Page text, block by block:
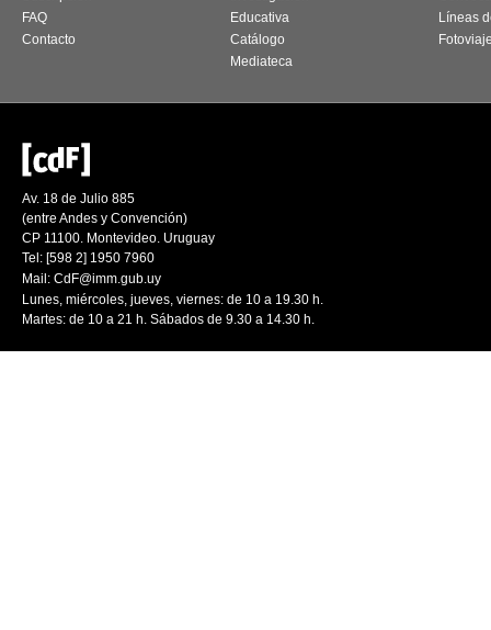
FAQ
Contacto
Educativa
Catálogo
Mediateca
Líneas
Av. 18 de Julio 885
(entre Andes y Convención)
CP 11100. Montevideo. Uruguay
Tel: [598 2] 1950 7960
Mail: CdF@imm.gub.uy
Lunes, miércoles, jueves, viernes: de 10 a 19.30 h.
Martes: de 10 a 21 h. Sábados de 9.30 a 14.30 h.